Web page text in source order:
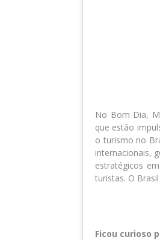
No Bom Dia,
que estão
o turismo no
internacionais,
estratégicos
turistas. O
Ficou curioso